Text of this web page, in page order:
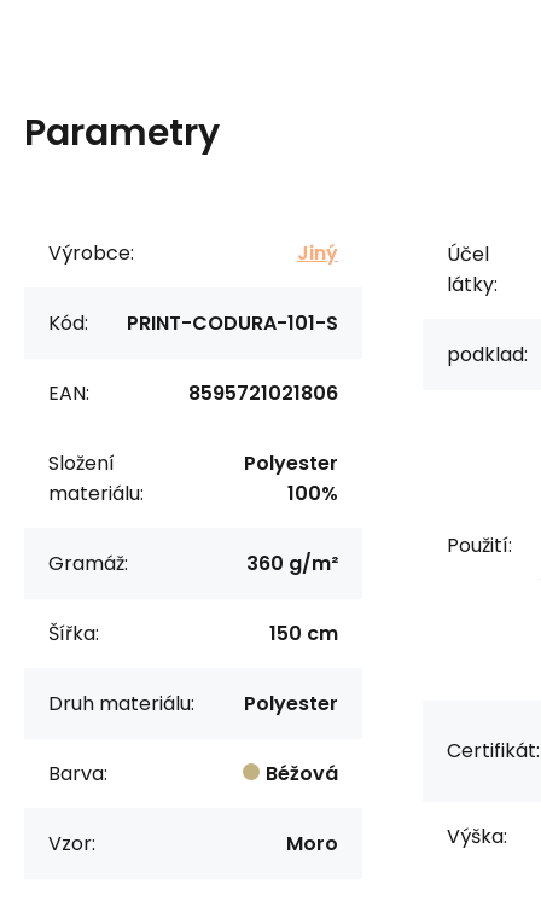
Parametry
Výrobce: Jiný
Kód: PRINT-CODURA-101-S
EAN: 8595721021806
Složení
materiálu:
Polyester
100%
Gramáž: 360 g/m²
Šířka: 150 cm
Druh materiálu: Polyester
Barva: Béžová
Vzor: Moro
Účel
látky:
podklad:
Použití:
Certifikát:
Výška: